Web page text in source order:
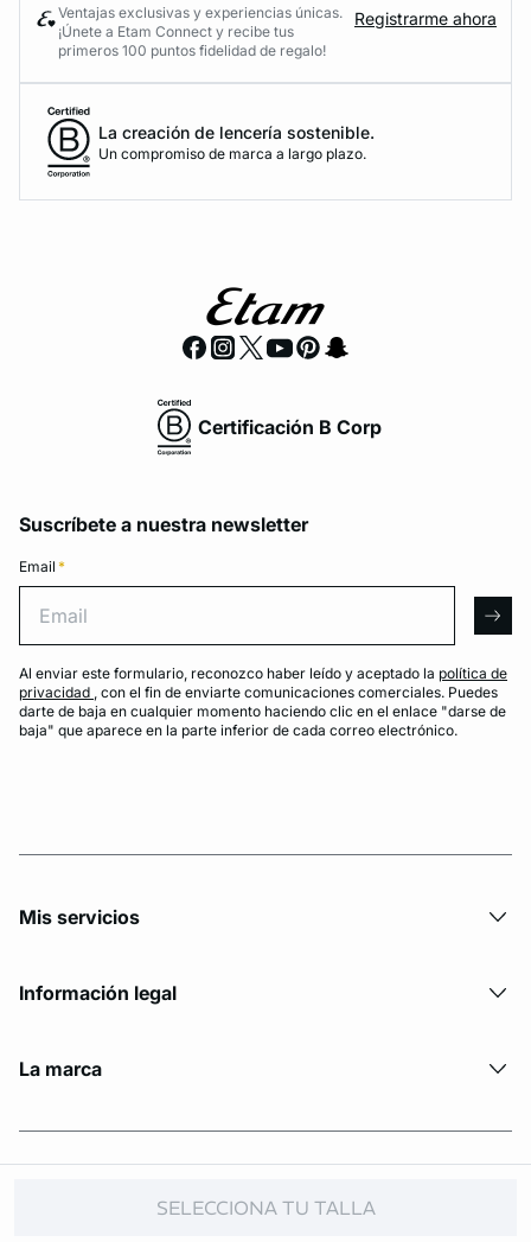
SELECCIONA TU TALLA
Ventajas exclusivas y experiencias únicas.
¡Únete a Etam Connect y recibe tus
primeros 100 puntos fidelidad de regalo!
Registrarme ahora
La creación de lencería sostenible.
Un compromiso de marca a largo plazo.
Certificación B Corp
Suscríbete a nuestra newsletter
Email *
Al enviar este formulario, reconozco haber leído y aceptado la política de
privacidad , con el fin de enviarte comunicaciones comerciales. Puedes
darte de baja en cualquier momento haciendo clic en el enlace "darse de
baja" que aparece en la parte inferior de cada correo electrónico.
Mis servicios
Información legal
La marca